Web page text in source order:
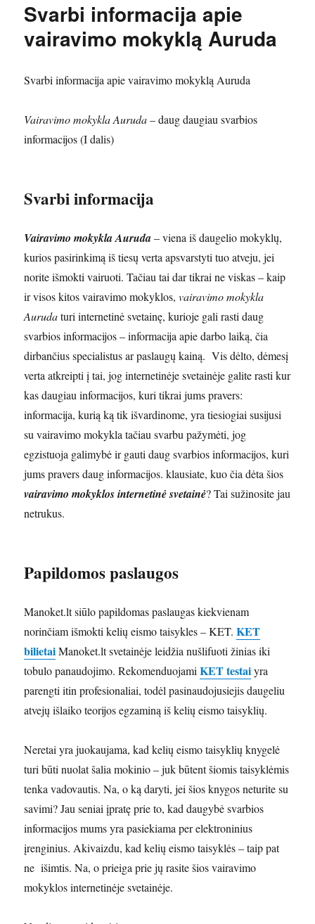
Svarbi informacija apie
vairavimo mokyklą Auruda
Svarbi informacija apie vairavimo mokyklą Auruda
Vairavimo mokykla Auruda– daug daugiau svarbios
informacijos (I dalis)
Svarbi informacija
Vairavimo mokykla Auruda– viena iš daugelio mokyklų,
kurios pasirinkimą iš tiesų verta apsvarstyti tuo atveju, jei
norite išmokti vairuoti. Tačiau tai dar tikrai ne viskas – kaip
ir visos kitos vairavimo mokyklos,vairavimo mokykla
Aurudaturi internetinė svetainę, kurioje gali rasti daug
svarbios informacijos – informacija apie darbo laiką, čia
dirbančius specialistus ar paslaugų kainą. Vis dėlto, dėmesį
verta atkreipti į tai, jog internetinėje svetainėje galite rasti kur
kas daugiau informacijos, kuri tikrai jums pravers:
informacija, kurią ką tik išvardinome, yra tiesiogiai susijusi
su vairavimo mokykla tačiau svarbu pažymėti, jog
egzistuoja galimybė ir gauti daug svarbios informacijos, kuri
jums pravers daug informacijos. klausiate, kuo čia dėta šios
vairavimo mokyklos internetinė svetainė? Tai sužinosite jau
netrukus.
Papildomos paslaugos
Manoket.lt siūlo papildomas paslaugas kiekvienam
norinčiam išmokti kelių eismo taisykles – KET.KET
bilietaiManoket.lt svetainėje leidžia nušlifuoti žinias iki
tobulo panaudojimo. RekomenduojamiKET testaiyra
parengti itin profesionaliai, todėl pasinaudojusiejis daugeliu
atvejų išlaiko teorijos egzaminą iš kelių eismo taisyklių.
Neretai yra juokaujama, kad kelių eismo taisyklių knygelė
turi būti nuolat šalia mokinio – juk būtent šiomis taisyklėmis
tenka vadovautis. Na, o ką daryti, jei šios knygos neturite su
savimi? Jau seniai įpratę prie to, kad daugybė svarbios
informacijos mums yra pasiekiama per elektroninius
įrenginius. Akivaizdu, kad kelių eismo taisyklės – taip pat
ne išimtis. Na, o prieiga prie jų rasite šios vairavimo
mokyklos internetinėje svetainėje.